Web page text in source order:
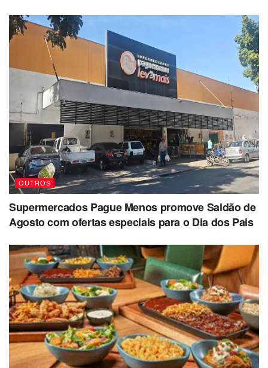
OUTROS
Supermercados Pague Menos promove Saldão de
Agosto com ofertas especiais para o Dia dos Pais